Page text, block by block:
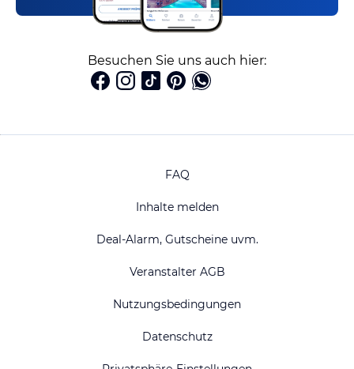
Besuchen Sie uns auch hier:
FAQ
Inhalte melden
Deal-Alarm, Gutscheine uvm.
Veranstalter AGB
Nutzungsbedingungen
Datenschutz